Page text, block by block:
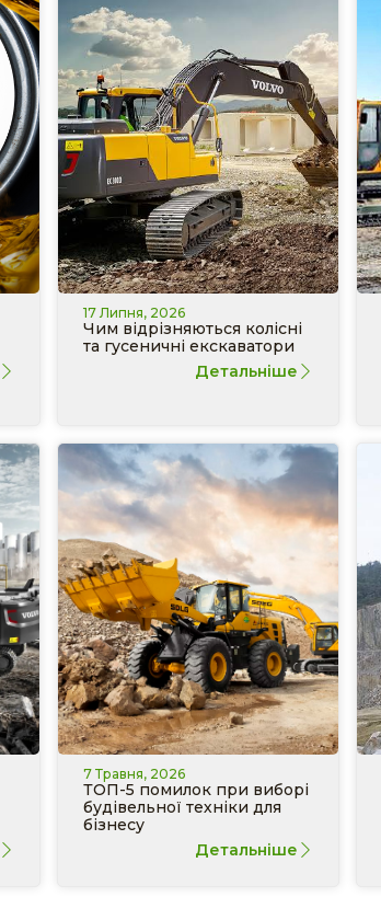
17 Липня, 2026
Чим відрізняються колісні
та гусеничні екскаватори
Детальніше
7 Травня, 2026
ТОП-5 помилок при виборі
будівельної техніки для
бізнесу
Детальніше